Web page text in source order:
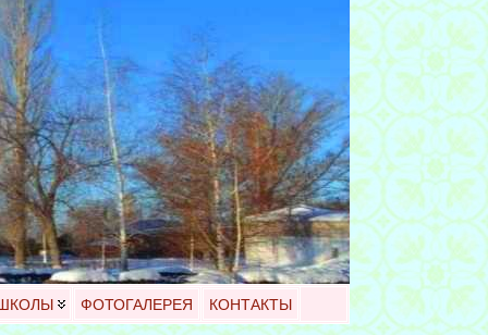
ФОТОГАЛЕРЕЯ КОНТАКТЫ